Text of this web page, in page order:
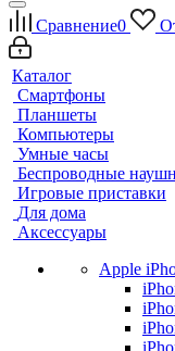
Сравнение0
Каталог
Смартфоны
Планшеты
Компьютеры
Умные часы
Беспроводные
Игровые приставки
Для дома
Аксессуары
Apple